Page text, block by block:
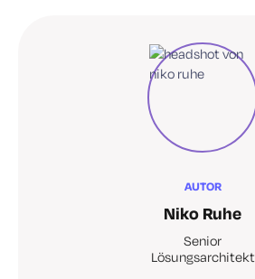
AUTOR
Niko Ruhe
Senior
Lösungsarchitekt